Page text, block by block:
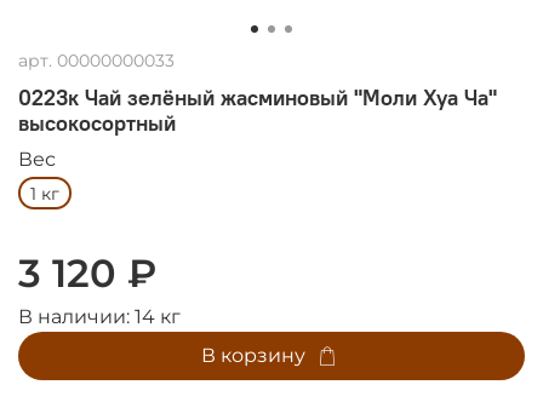
арт. 00000000033
0223к Чай зелёный жасминовый "Моли Хуа Ча"
высокосортный
Вес
1 кг
3 120 ₽
В наличии: 14 кг
В корзину